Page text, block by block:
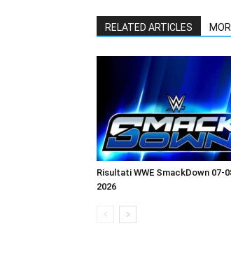
RELATED ARTICLES
Risultati WWE SmackDown 07-
2026